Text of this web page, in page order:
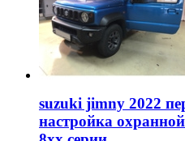
suzuki jimny 2022
настройка